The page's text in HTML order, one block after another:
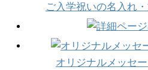
ご入学祝いの名入れ
オリジナルメッセ